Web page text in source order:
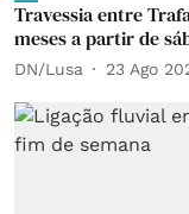
Travessia entre
meses a partir de
DN/Lusa 23 Ago